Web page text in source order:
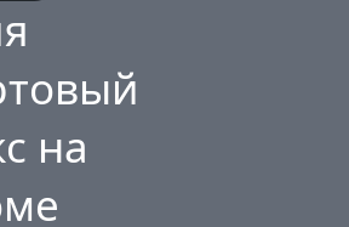
на